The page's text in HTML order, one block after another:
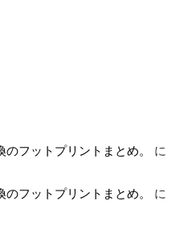
フットプリントまとめ。
に
フットプリントまとめ。
に